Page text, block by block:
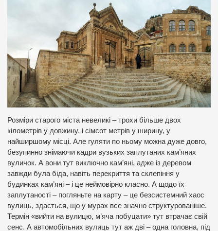
Розміри старого міста невеликі – трохи більше двох
кілометрів у довжину, і сімсот метрів у ширину, у
найширшому місці. Але гуляти по ньому можна дуже довго,
безупинно знімаючи кадри вузьких заплутаних кам’яних
вуличок. А вони тут виключно кам’яні, адже із деревом
завжди була біда, навіть перекриття та склепіння у
будинках кам’яні – і це неймовірно класно. А щодо їх
заплутаності – погляньте на карту – це безсистемний хаос
вулиць, здається, що у мурах все значно структурованіше.
Термін «вийти на вулицю, м’яча побуцати» тут втрачає свій
сенс. А автомобільних вулиць тут аж дві – одна головна, під